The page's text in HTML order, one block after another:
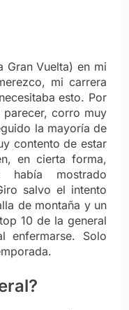
Gran Vuelta) en mi
mi carrera
esto. Por
corro muy
la mayoría de
contento de estar
en cierta forma,
mostrado
salvo el intento
de montaña y un
10 de la general
enfermarse. Solo